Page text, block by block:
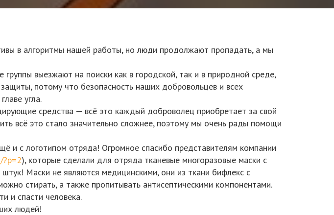
в алгоритмы нашей работы, но люди продолжают пропадать, а мы
выезжают на поиски как в городской, так и в природной среде,
потому что безопасность наших добровольцев и всех
угла.
средства — всё это каждый доброволец приобретает за свой
всё это стало значительно сложнее, поэтому мы очень рады помощи
и с логотипом отряда! Огромное спасибо представителям компании
), которые сделали для отряда тканевые многоразовые маски с
Маски не являются медицинскими, они из ткани бифлекс с
стирать, а также пропитывать антисептическими компонентами.
и спасти человека.
людей!